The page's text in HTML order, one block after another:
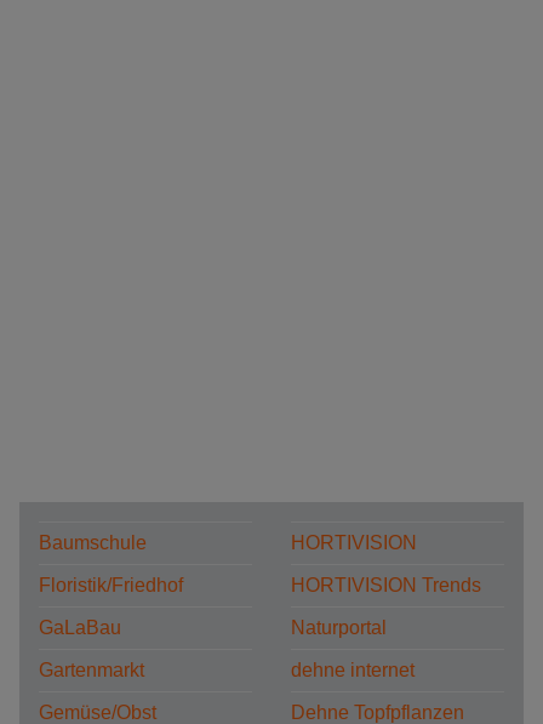
Baumschule
Floristik/Friedhof
GaLaBau
Gartenmarkt
Gemüse/Obst
HORTIVISION
HORTIVISION Trends
Naturportal
dehne internet
Dehne Topfpflanzen